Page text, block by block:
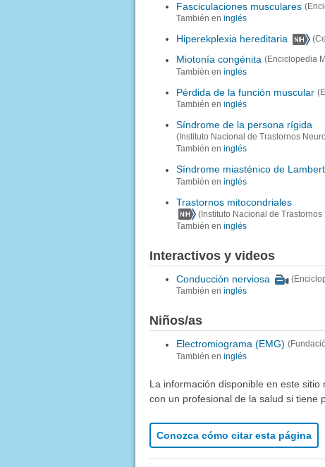
Fasciculaciones musculares
También en inglés
Hiperekplexia hereditaria
Miotonía congénita (Enciclopedia
También en inglés
Pérdida de la función muscular
También en inglés
Síndrome de la persona rígida
(Instituto Nacional de Trastornos
También en inglés
Síndrome miasténico de
También en inglés
Trastornos mitocondriales
(Instituto Nacional de
También en inglés
Interactivos y videos
Conducción nerviosa
También en inglés
Niños/as
Electromiograma (EMG)
También en inglés
La información disponible en este
con un profesional de la salud si tiene
Conozca cómo citar esta página